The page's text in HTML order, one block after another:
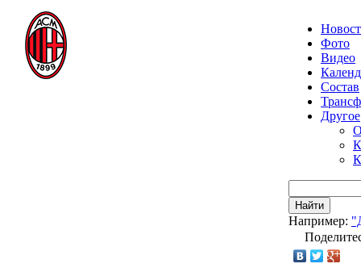
Фото
Видео
Состав
Другое
Найти
Например: